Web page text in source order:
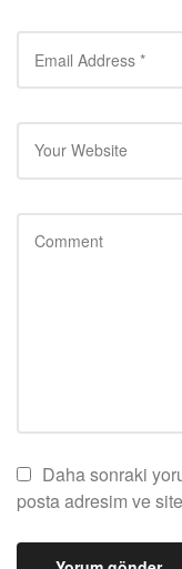
Daha sonraki
posta adresim ve